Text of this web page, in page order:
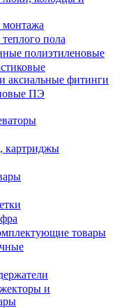
монтажа
пола
полиэтиленовые
аксиальные фитинги
ПЭ
картриджы
товары
и